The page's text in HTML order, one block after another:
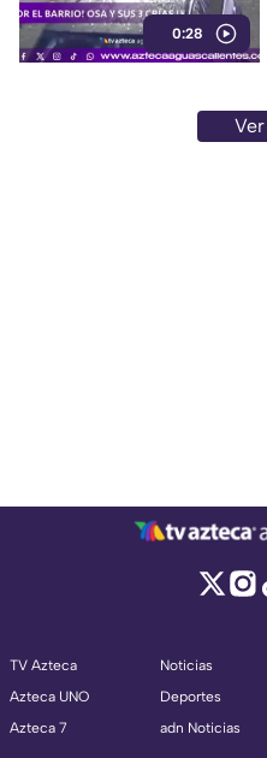
0:28
TV Azteca
Azteca UNO
Azteca 7
Noticias
Deportes
adn Noticias